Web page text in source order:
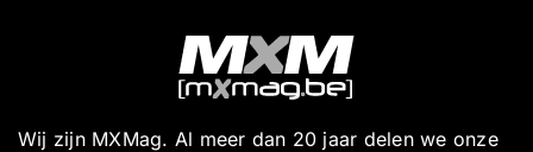
Wij zijn MXMag. Al meer dan 20 jaar delen we onze